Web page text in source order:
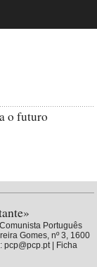
o futuro
Português
Gomes, nº 3, 1600
|
Ficha